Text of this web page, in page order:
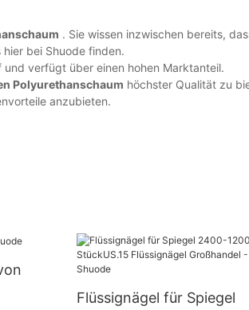
. Sie wissen inzwischen bereits,
bei Shuode finden.
verfügt über einen hohen Marktanteil.
Polyurethanschaum höchster Qualität zu
anzubieten.
Flüssignägel für Spiegel